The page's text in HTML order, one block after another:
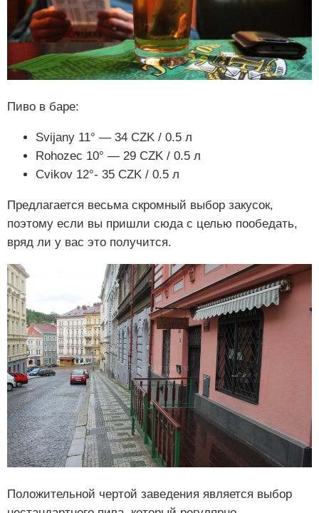
Пиво в баре:
Svijany 11° — 34 CZK / 0.5 л
Rohozec 10° — 29 CZK / 0.5 л
Cvikov 12°- 35 CZK / 0.5 л
Предлагается весьма скромный выбор закусок,
поэтому если вы пришли сюда с целью пообедать,
вряд ли у вас это получится.
Положительной чертой заведения является выбор